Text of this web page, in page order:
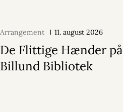
Arrangement 11. august 2026
De Flittige Hænder på
Billund Bibliotek